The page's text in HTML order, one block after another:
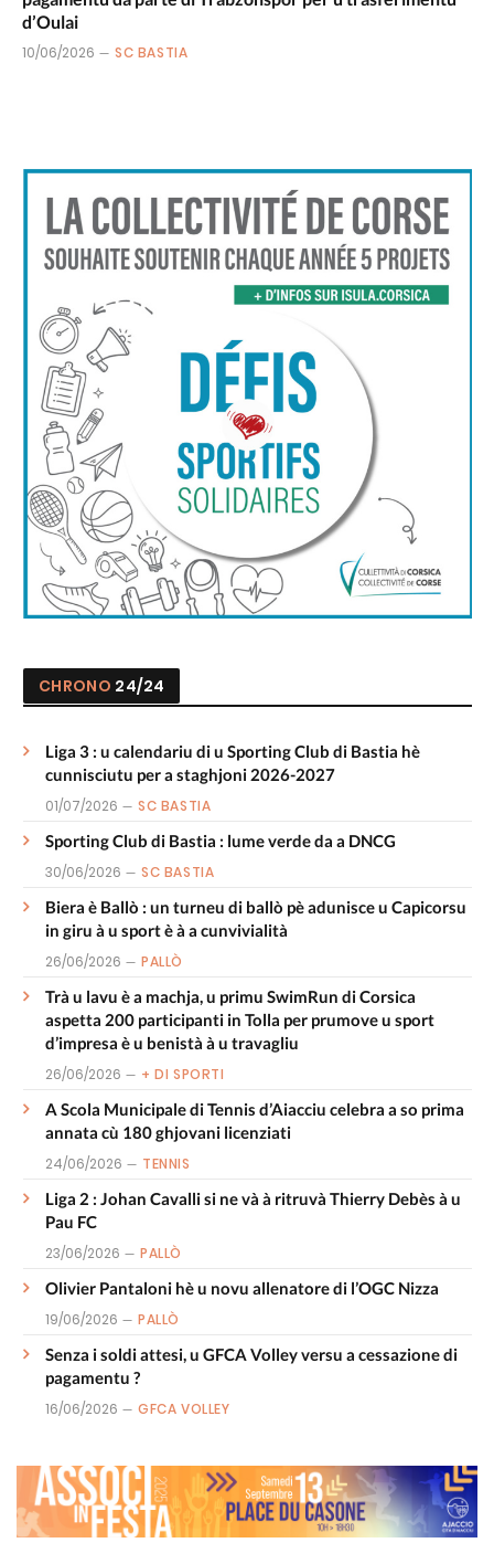
d’Oulai
10/06/2026 SC BASTIA
CHRONO 24/24
Liga 3 : u calendariu di u Sporting Club di Bastia hè
cunnisciutu per a staghjoni 2026-2027
01/07/2026 SC BASTIA
Sporting Club di Bastia : lume verde da a DNCG
30/06/2026 SC BASTIA
Biera è Ballò : un turneu di ballò pè adunisce u Capicorsu
in giru à u sport è à a cunvivialità
26/06/2026 PALLÒ
Trà u lavu è a machja, u primu SwimRun di Corsica
aspetta 200 participanti in Tolla per prumove u sport
d’impresa è u benistà à u travagliu
26/06/2026 + DI SPORTI
A Scola Municipale di Tennis d’Aiacciu celebra a so prima
annata cù 180 ghjovani licenziati
24/06/2026 TENNIS
Liga 2 : Johan Cavalli si ne và à ritruvà Thierry Debès à u
Pau FC
23/06/2026 PALLÒ
Olivier Pantaloni hè u novu allenatore di l’OGC Nizza
19/06/2026 PALLÒ
Senza i soldi attesi, u GFCA Volley versu a cessazione di
pagamentu ?
16/06/2026 GFCA VOLLEY